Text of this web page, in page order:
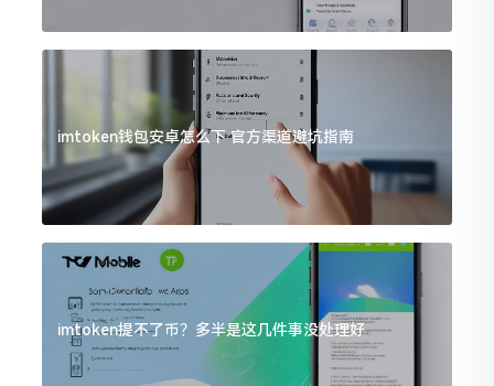
imtoken钱包安卓怎么下 官方渠道避坑指南
imtoken提不了币？多半是这几件事没处理好